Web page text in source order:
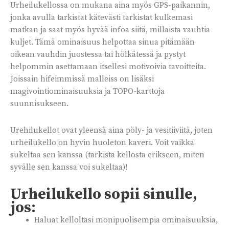
Urheilukellossa on mukana aina myös GPS-paikannin,
jonka avulla tarkistat kätevästi tarkistat kulkemasi
matkan ja saat myös hyvää infoa siitä, millaista vauhtia
kuljet. Tämä ominaisuus helpottaa sinua pitämään
oikean vauhdin juostessa tai hölkätessä ja pystyt
helpommin asettamaan itsellesi motivoivia tavoitteita.
Joissain hifeimmissä malleiss on lisäksi
magivointiominaisuuksia ja TOPO-karttoja
suunnisukseen.
Urehilukellot ovat yleensä aina pöly- ja vesitiiviitä, joten
urheilukello on hyvin huoleton kaveri. Voit vaikka
sukeltaa sen kanssa (tarkista kellosta erikseen, miten
syvälle sen kanssa voi sukeltaa)!
Urheilukello sopii sinulle,
jos:
Haluat kelloltasi monipuolisempia ominaisuuksia,